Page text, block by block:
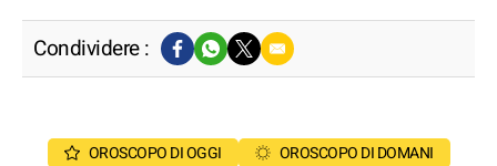
Condividere :
OROSCOPO DI OGGI
OROSCOPO DI DOMANI